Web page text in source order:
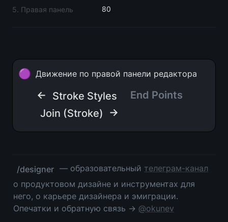
5. Правая панель 80
🟣 Движение по правой панели редактора
← Stroke Styles
End Points
Join (Stroke)
→
/designer — образовательный телеграм-канал
о продуктовом дизайне и инструментах для
него, о карьере дизайнера и эмиграции.
Опечатки и обратную связь → @okunev